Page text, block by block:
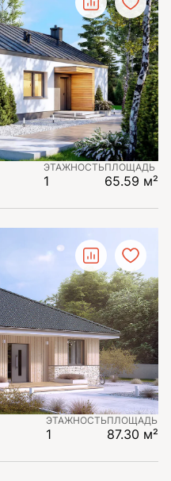
ЭТАЖНОСТЬ
1
ПЛОЩАДЬ
65.59 м²
ЭТАЖНОСТЬ
1
ПЛОЩАДЬ
87.30 м²